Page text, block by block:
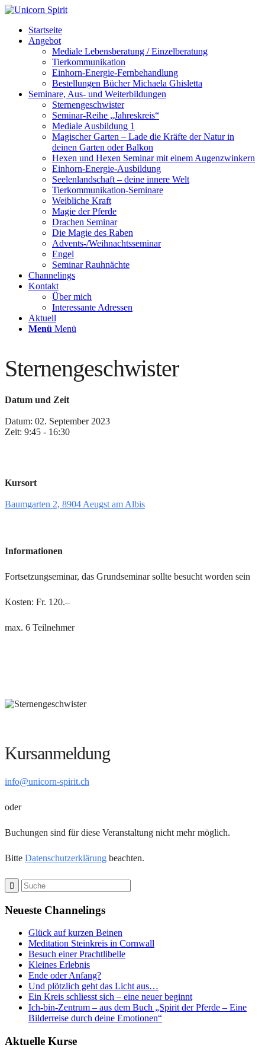
Startseite
Angebot
Mediale Lebensberatung / Einzelberatung
Tierkommunikation
Einhorn-Energie-Fernbehandlung
Bestellungen Bücher Michaela Ghisletta
Seminare, Aus- und Weiterbildungen
Sternengeschwister
Seminar-Reihe „Jahreskreis“
Mediale Ausbildung 1
Magischer Garten – Lade die Kräfte der Natur in
deinen Garten oder Balkon
Hexen und Hexen Seminar mit einem Augenzwinkern
Einhorn-Energie-Ausbildung
Seelenlandschaft – deine innere Welt
Tierkommunikation-Seminare
Weibliche Kraft
Magie der Pferde
Drachen Seminar
Die Magie des Raben
Advents-/Weihnachtsseminar
Engel
Seminar Rauhnächte
Channelings
Kontakt
Über mich
Interessante Adressen
Aktuell
Menü Menü
Sternengeschwister
Datum und Zeit
Datum: 02. September 2023
Zeit: 9:45 - 16:30
Kursort
Baumgarten 2, 8904 Aeugst am Albis
Informationen
Fortsetzungseminar, das Grundseminar sollte besucht worden sein
Kosten: Fr. 120.–
max. 6 Teilnehmer
Kursanmeldung
info@unicorn-spirit.ch
oder
Buchungen sind für diese Veranstaltung nicht mehr möglich.
Bitte Datenschutzerklärung beachten.
Neueste Channelings
Glück auf kurzen Beinen
Meditation Steinkreis in Cornwall
Besuch einer Prachtlibelle
Kleines Erlebnis
Ende oder Anfang?
Und plötzlich geht das Licht aus…
Ein Kreis schliesst sich – eine neuer beginnt
Ich-bin-Zentrum – aus dem Buch „Spirit der Pferde – Eine
Bilderreise durch deine Emotionen“
Aktuelle Kurse